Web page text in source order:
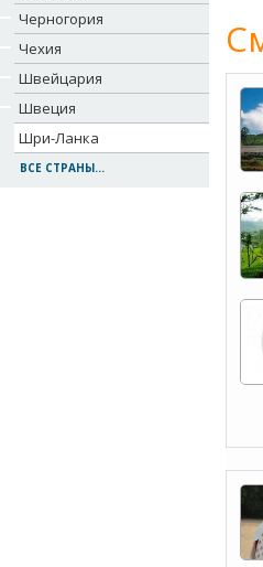
Черногория
Чехия
Швейцария
Швеция
Шри-Ланка
ВСЕ СТРАНЫ...